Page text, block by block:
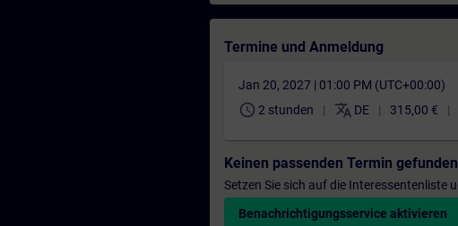
Termine und Anmeldung
Jan 20, 2027 | 01:00 PM (UTC+00:00)
schedule 2 stunden translate DE 315,00 €
Keinen passenden Termin
Setzen Sie sich auf die Interessentenliste
Benachrichtigungsservice aktivieren